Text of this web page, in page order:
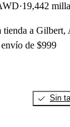
19,442
tienda a Gilbert,
de $999
Sin